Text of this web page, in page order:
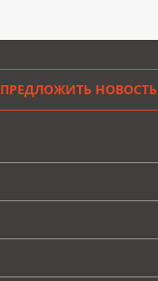
ПРЕДЛОЖИТЬ НОВОСТЬ